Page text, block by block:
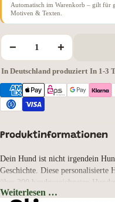
Automatisch im Warenkorb – gilt für
Motiven & Texten.
− +
In Deutschland produziert In 1-3
Produktinformationen
Dein Hund ist nicht irgendein
Geschichte. Diese personalisierte
über 300 handgezeichneten
Border Collie, Malinois, Golden
Weiterlesen …